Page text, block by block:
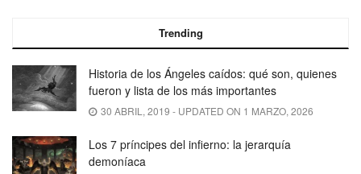
Trending
Historia de los Ángeles caídos: qué son, quienes
fueron y lista de los más importantes
30 ABRIL, 2019 - UPDATED ON 1 MARZO, 2026
Los 7 príncipes del infierno: la jerarquía
demoníaca